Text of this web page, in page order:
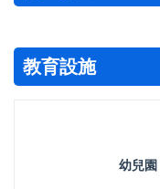
教育設施
幼兒園